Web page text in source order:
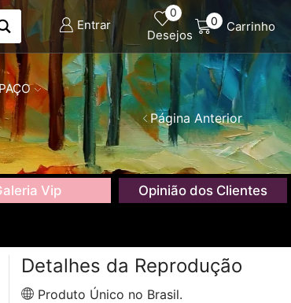
Entrar
0
Desejos
0 Carrinho
Página Anterior
Vip Opinião dos Clientes
Detalhes da Reprodução
Produto Único no Brasil.